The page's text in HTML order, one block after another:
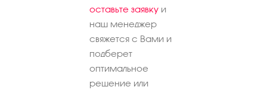
оставьте заявку и
наш менеджер
свяжется с Вами и
подберет
оптимальное
решение или